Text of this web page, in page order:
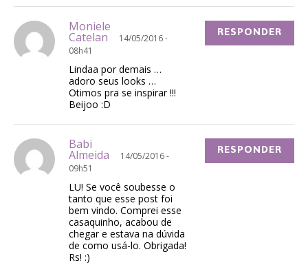
Moniele
Catelan
14/05/2016 -
08h41
Lindaa por demais …
adoro seus looks …
Otimos pra se inspirar !!!
Beijoo :D
RESPONDER
Babi
Almeida
14/05/2016 -
09h51
LU! Se você soubesse o
tanto que esse post foi
bem vindo. Comprei esse
casaquinho, acabou de
chegar e estava na dúvida
de como usá-lo. Obrigada!
Rs! :)
RESPONDER